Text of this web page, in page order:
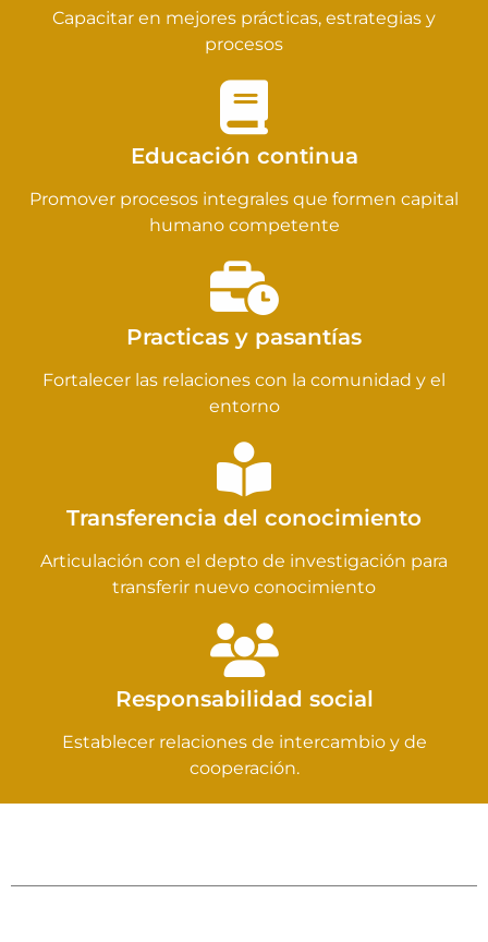
Capacitar en mejores prácticas, estrategias y
procesos
Educación continua
Promover procesos integrales que formen capital
humano competente
Practicas y pasantías
Fortalecer las relaciones con la comunidad y el
entorno
Transferencia del conocimiento
Articulación con el depto de investigación para
transferir nuevo conocimiento
Responsabilidad social
Establecer relaciones de intercambio y de
cooperación.